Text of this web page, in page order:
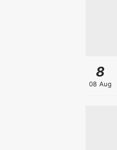
8
08 Aug